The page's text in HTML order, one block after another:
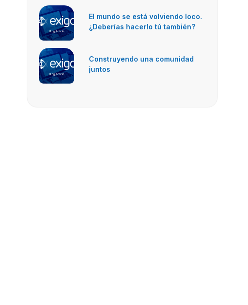
El mundo se está volviendo loco.
¿Deberías hacerlo tú también?
Construyendo una comunidad
juntos